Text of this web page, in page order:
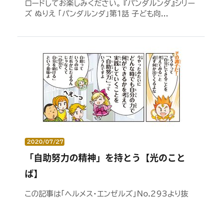
ロードしてお楽しみください。 『パンダルンダ』シリー
ズ ぬりえ 「パンダルンダ」第1話 子ども向...
2020/07/27
「自助努力の精神」を持とう【光のこと
ば】
この記事は「ヘルメス・エンゼルズ」No.293より抜